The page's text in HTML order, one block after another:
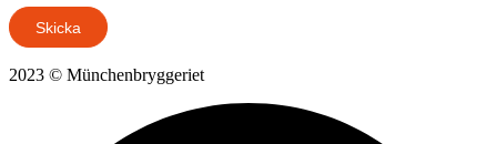
Skicka
2023 © Münchenbryggeriet